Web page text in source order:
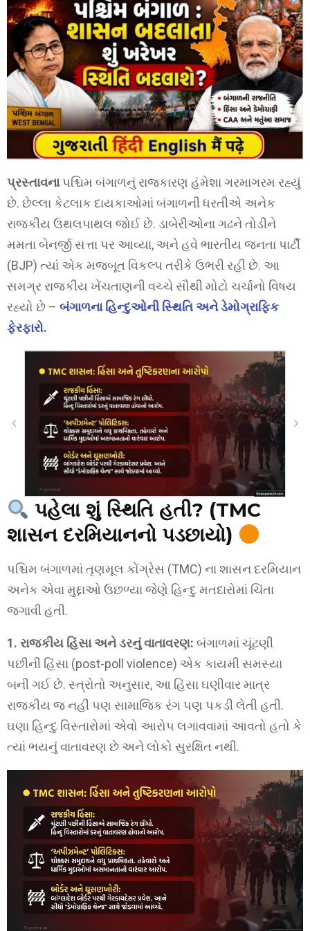
પ્રસ્તાવનાપશ્ચિમ બંગાળનું રાજકારણ હંમેશા ગરમાગરમ રહ્યું
છે. છેલ્લા કેટલાક દાયકાઓમાં બંગાળની ધરતીએ અનેક
રાજકીય ઉથલપાથલ જોઈ છે. ડાબેરીઓના ગઢને તોડીને
મમતા બેનર્જી સત્તા પર આવ્યા, અને હવે ભારતીય જનતા પાર્ટી
(BJP) ત્યાં એક મજબૂત વિકલ્પ તરીકે ઉભરી રહી છે. આ
સમગ્ર રાજકીય ખેંચતાણની વચ્ચે સૌથી મોટો ચર્ચાનો વિષય
રહ્યો છે – બંગાળના હિન્દુઓની સ્થિતિ અને ડેમોગ્રાફિક
ફેરફારો.
પહેલા શું સ્થિતિ હતી? (TMC
શાસન દરમિયાનનો પડછાયો)
પશ્ચિમ બંગાળમાં તૃણમૂલ કોંગ્રેસ (TMC) ના શાસન દરમિયાન
અનેક એવા મુદ્દાઓ ઉછળ્યા જેણે હિન્દુ મતદારોમાં ચિંતા
જગાવી હતી.
1. રાજકીય હિંસા અને ડરનું વાતાવરણ: બંગાળમાં ચૂંટણી
પછીની હિંસા (post-poll violence) એક કાયમી સમસ્યા
બની ગઈ છે. સ્ત્રોતો અનુસાર, આ હિંસા ઘણીવાર માત્ર
રાજકીય જ નહીં પણ સામાજિક રંગ પણ પકડી લેતી હતી.
ઘણા હિન્દુ વિસ્તારોમાં એવો આરોપ લગાવવામાં આવતો હતો કે
ત્યાં ભયનું વાતાવરણ છે અને લોકો સુરક્ષિત નથી.